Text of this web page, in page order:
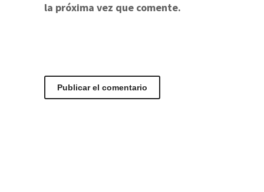
la próxima vez que comente.